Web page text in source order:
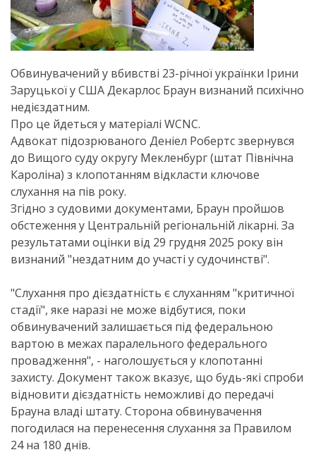
Обвинувачений у вбивстві 23-річної українки Ірини
Заруцької у США Декарлос Браун визнаний психічно
недієздатним.
Про це йдеться у матеріалі WCNC.
Адвокат підозрюваного Деніел Робертс звернувся
до Вищого суду округу Мекленбург (штат Північна
Кароліна) з клопотанням відкласти ключове
слухання на пів року.
Згідно з судовими документами, Браун пройшов
обстеження у Центральній регіональній лікарні. За
результатами оцінки від 29 грудня 2025 року він
визнаний "нездатним до участі у судочинстві".
"Слухання про дієздатність є слуханням "критичної
стадії", яке наразі не може відбутися, поки
обвинувачений залишається під федеральною
вартою в межах паралельного федерального
провадження", - наголошується у клопотанні
захисту. Документ також вказує, що будь-які спроби
відновити дієздатність неможливі до передачі
Брауна владі штату. Сторона обвинувачення
погодилася на перенесення слухання за Правилом
24 на 180 днів.